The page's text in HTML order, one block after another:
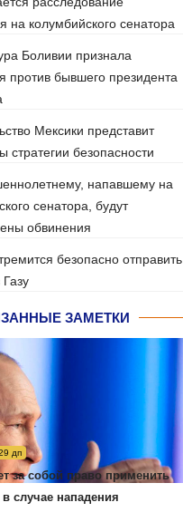
на колумбийского сенатора
Боливии признала
против бывшего президента
Мексики представит
стратегии безопасности
напавшему на
сенатора, будут
обвинения
безопасно отправить
ЗАМЕТКИ
дп
за собой право применить
случае нападения